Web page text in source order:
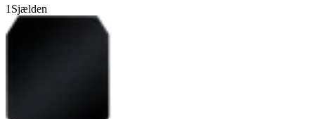
1 Sjælden